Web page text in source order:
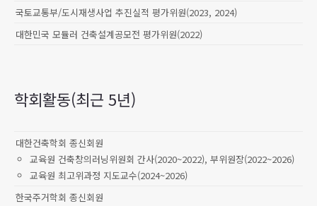
국토교통부/도시재생사업 추진실적 평가위원(2023, 2024)
대한민국 모듈러 건축설계공모전 평가위원(2022)
학회활동(최근 5년)
대한건축학회 종신회원
교육원 건축창의러닝위원회 간사(2020~2022), 부위원장(2022~2026)
교육원 최고위과정 지도교수(2024~2026)
한국주거학회 종신회원